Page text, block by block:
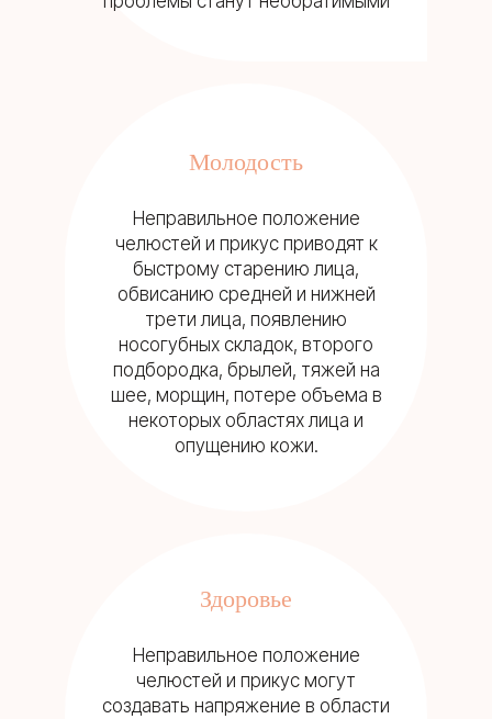
Молодость
Неправильное положение
челюстей и прикус приводят к
быстрому старению лица,
обвисанию средней и нижней
трети лица, появлению
носогубных складок, второго
подбородка, брылей, тяжей на
шее, морщин, потере объема в
некоторых областях лица и
опущению кожи.
Здоровье
Неправильное положение
челюстей и прикус могут
создавать напряжение в области